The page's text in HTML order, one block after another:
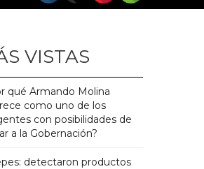
VISTAS
qué Armando Molina
como uno de los
con posibilidades de
a la Gobernación?
detectaron productos